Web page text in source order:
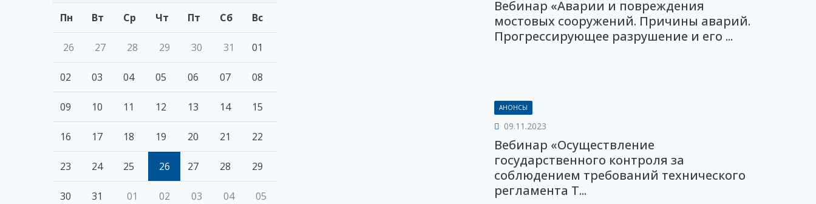
Пн Вт Ср Чт Пт Сб Вс
26 27 28 29 30 31 01
02 03 04 05 06 07 08
09 10 11 12 13 14 15
16 17 18 19 20 21 22
23 24 25 26 27 28 29
30 31 01 02 03 04 05
Вебинар «Аварии и повреждения
мостовых сооружений. Причины аварий.
Прогрессирующее разрушение и его ...
АНОНСЫ
09.11.2023
Вебинар «Осуществление
государственного контроля за
соблюдением требований технического
регламента Т...